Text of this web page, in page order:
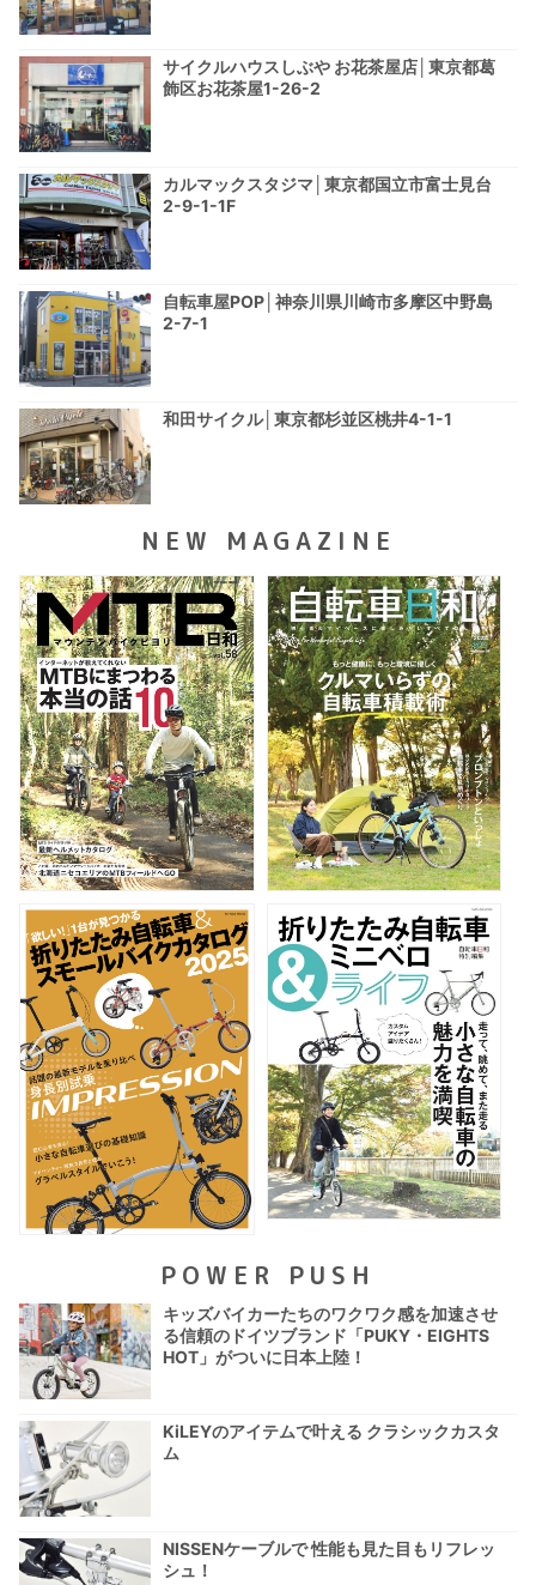
サイクルハウスしぶや お花茶屋店│東京都葛
飾区お花茶屋1-26-2
カルマックスタジマ│東京都国立市富士見台
2-9-1-1F
自転車屋POP│神奈川県川崎市多摩区中野島
2-7-1
和田サイクル│東京都杉並区桃井4-1-1
NEW MAGAZINE
POWER PUSH
キッズバイカーたちのワクワク感を加速させ
る信頼のドイツブランド「PUKY・EIGHTS
HOT」がついに日本上陸！
KiLEYのアイテムで叶える クラシックカスタ
ム
NISSENケーブルで 性能も見た目もリフレッ
シュ！